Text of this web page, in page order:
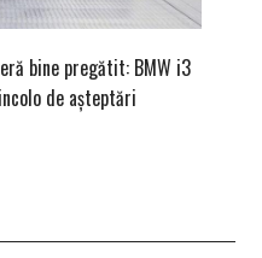
bine pregătit: BMW i3
de așteptări